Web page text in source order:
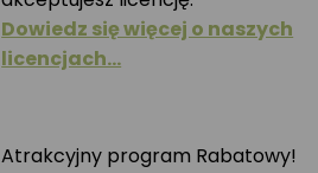
Dowiedz się więcej o naszych
licencjach…
Atrakcyjny program Rabatowy!